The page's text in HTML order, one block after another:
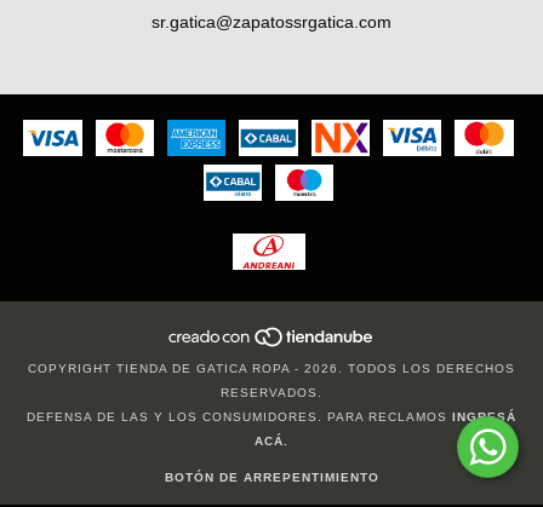
sr.gatica@zapatossrgatica.com
COPYRIGHT TIENDA DE GATICA ROPA - 2026. TODOS LOS DERECHOS
RESERVADOS.
DEFENSA DE LAS Y LOS CONSUMIDORES. PARA RECLAMOS INGRESÁ
ACÁ.
BOTÓN DE ARREPENTIMIENTO